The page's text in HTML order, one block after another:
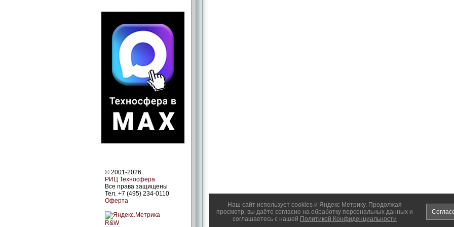
Наш сайт использует cookies и Яндекс Метрику. Продолжая
просмотр, вы даёте согласие на обработку персональных данных и
соглашаетесь с нашей Политикой Конфиденциальности
© 2001-2026
РИЦ Техносфера
Все права защищены
Тел. +7 (495) 234-0110
Оферта
R&W